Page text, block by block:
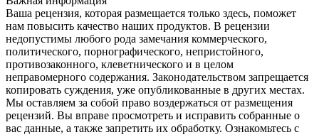
Ваша рецензия, которая размещается только здесь, поможет
нам повысить качество наших продуктов. В рецензии
недопустимы любого рода замечания коммерческого,
политического, порнографического, непристойного,
противозаконного, клеветнического и в целом
неправомерного содержания. Законодательством запрещается
копировать суждения, уже опубликованные в других местах.
Мы оставляем за собой право воздержаться от размещения
рецензий. Вы вправе просмотреть и исправить собранные о
вас данные, а также запретить их обработку. Ознакомьтесь с